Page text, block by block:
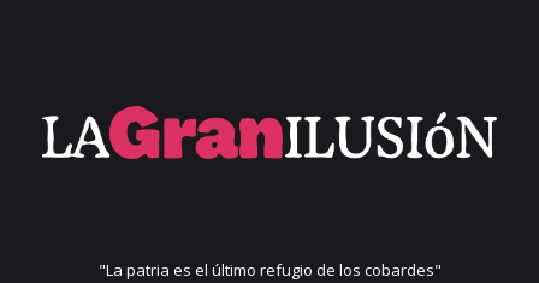
"La patria es el último refugio de los cobardes"